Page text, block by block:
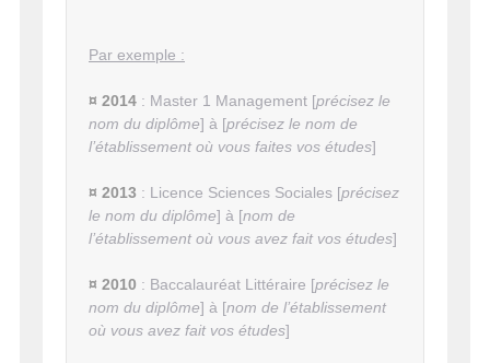
Par exemple :
¤ 2014 : Master 1 Management [précisez le
nom du diplôme] à [précisez le nom de
l’établissement où vous faites vos études]
¤ 2013 : Licence Sciences Sociales [précisez
le nom du diplôme] à [nom de
l’établissement où vous avez fait vos études]
¤ 2010 : Baccalauréat Littéraire [précisez le
nom du diplôme] à [nom de l’établissement
où vous avez fait vos études]